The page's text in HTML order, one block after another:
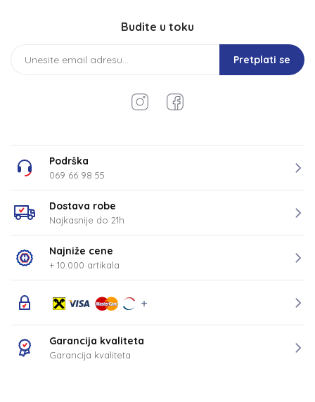
Budite u toku
Pretplati se
Podrška
069 66 98 55
Dostava robe
Najkasnije do 21h
Najniže cene
+ 10.000 artikala
Garancija kvaliteta
Garancija kvaliteta